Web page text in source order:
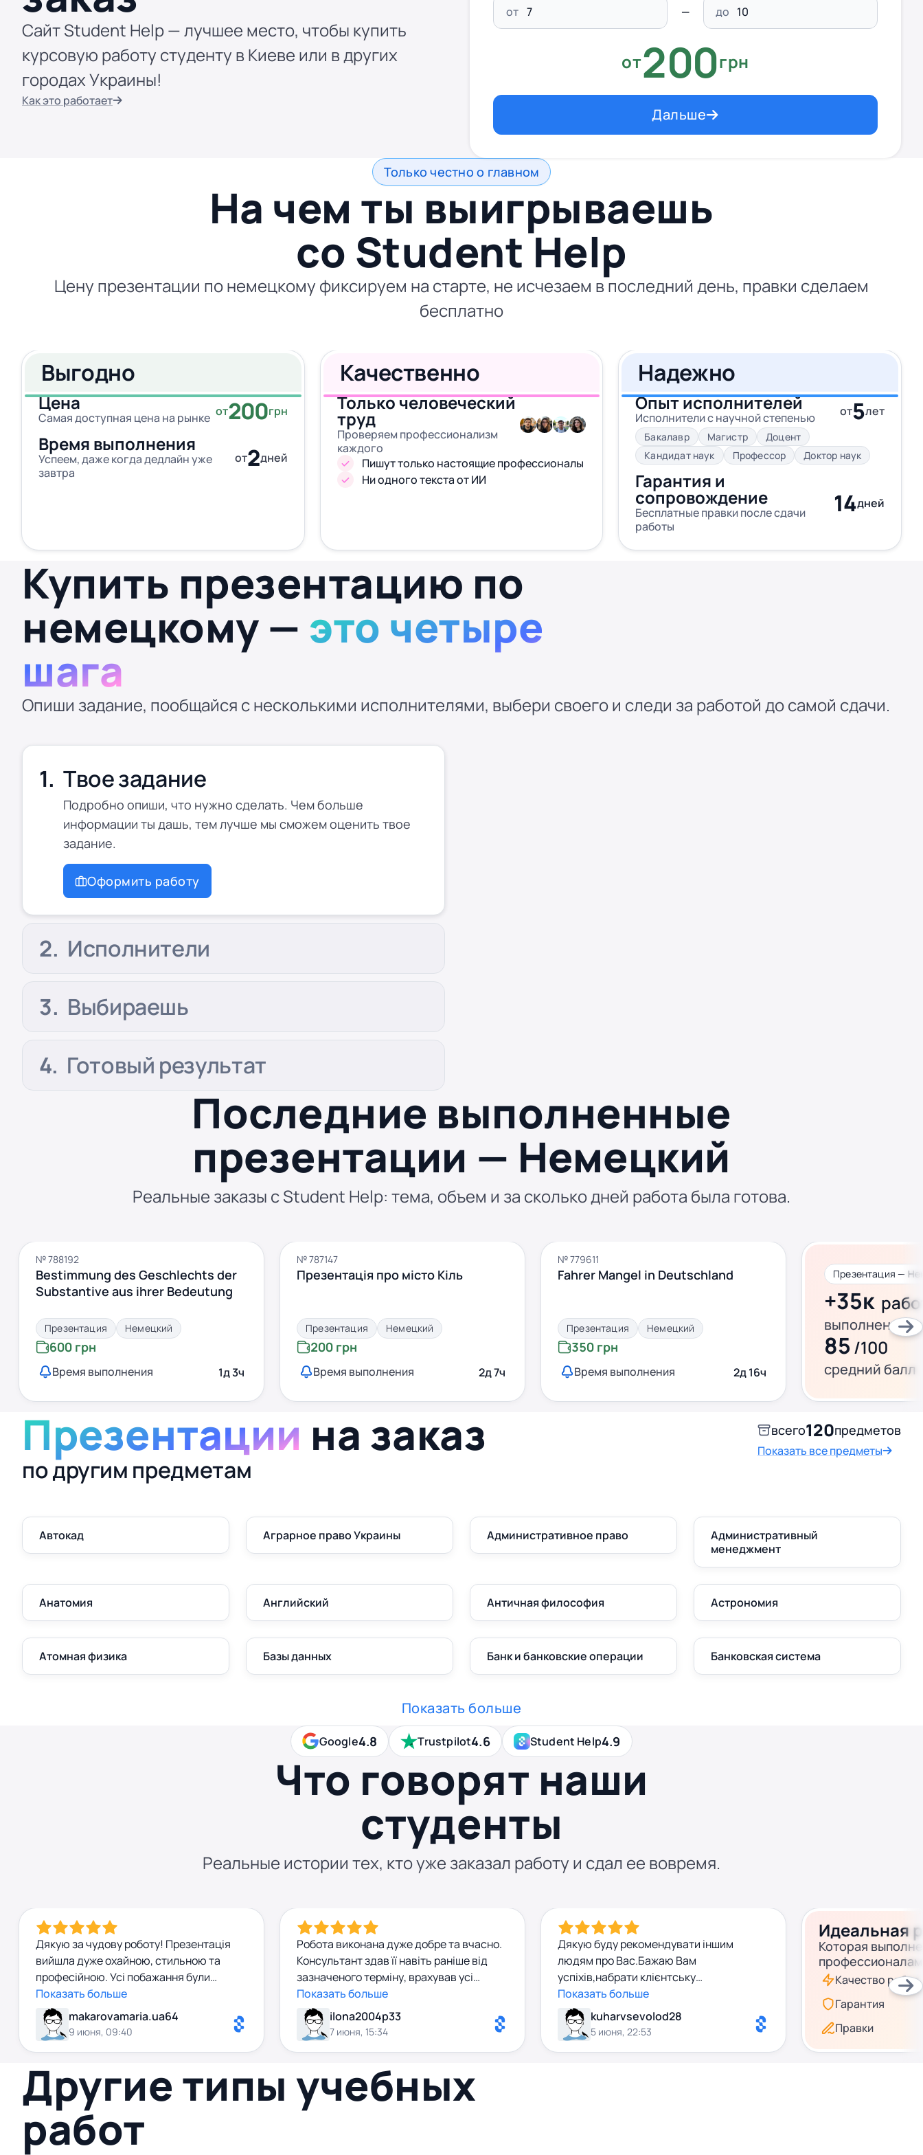
Сайт Student Help — лучшее место, чтобы купить
курсовую работу студенту в Киеве или в других
городах Украины!
Как это работает
от до
от200грн
Дальше
Только честно о главном
На чем ты выигрываешь
со Student Help
Цену презентации по немецкому фиксируем на старте, не исчезаем в последний день, правки сделаем
бесплатно
Выгодно
Цена
Самая доступная цена на рынке от200грн
Время выполнения
Успеем, даже когда дедлайн уже
завтра
от2дней
Качественно
Только человеческий
труд
Проверяем профессионализм
каждого
Пишут только настоящие профессионалы
Ни одного текста от ИИ
Надежно
Опыт исполнителей
Исполнители с научной степенью от5лет
Бакалавр Магистр
Доцент
Кандидат наук
Профессор Доктор наук
Гарантия и
сопровождение
Бесплатные правки после сдачи
работы
14дней
Купить презентацию по
немецкому — это четыре
шага
Опиши задание, пообщайся с несколькими исполнителями, выбери своего и следи за работой до самой сдачи.
Твое задание
Подробно опиши, что нужно сделать. Чем больше
информации ты дашь, тем лучше мы сможем оценить твое
задание.
Оформить работу
Исполнители
Выбираешь
Готовый результат
Последние выполненные
презентации — Немецкий
Реальные заказы с Student Help: тема, объем и за сколько дней работа была готова.
№ 788192
Bestimmung des Geschlechts der
Substantive aus ihrer Bedeutung
Презентация Немецкий
600 грн
Время выполнения 1д 3ч
№ 787147
Презентація про місто Кіль
Презентация Немецкий
200 грн
Время выполнения 2д 7ч
№ 779611
Fahrer Mangel in Deutschland
Презентация Немецкий
350 грн
Время выполнения 2д 16ч
Презентация —
+35к
выполнено за
85/100
средний балл
Презентации на заказ
по другим предметам
всего120предметов
Показать все предметы
Автокад Аграрное право Украины Административное право
Административный
менеджмент
Анатомия Английский Античная философия Астрономия
Атомная физика Базы данных Банк и банковские операции Банковская система
Показать больше
Google4.8 Trustpilot4.6 Student Help4.9
Что говорят наши
студенты
Реальные истории тех, кто уже заказал работу и сдал ее вовремя.
Дякую за чудову роботу! Презентація
вийшла дуже охайною, стильною та
професійною. Усі побажання були
враховані, а результат перевершив мої
очікування. Рекомендую до співпраці!
Показать больше
makarovamaria.ua64
9 июня, 09:40
Робота виконана дуже добре та вчасно.
Консультант здав її навіть раніше від
зазначеного терміну, врахував усі
побажання, а результат повністю
відповідає очікуванням. Співпрацею
залишилася задоволена.
Показать больше
ilona2004p33
7 июня, 15:34
Дякую буду рекомендувати іншим
людям про Вас.Бажаю Вам
успіхів,набрати клієнтську
базу,побільше таких адекватних та
відподальних консультантів
Показать больше
kuharvsevolod28
5 июня, 22:53
Идеальная
Которая
Качество работ
Гарантия
Правки
Другие типы учебных
работ